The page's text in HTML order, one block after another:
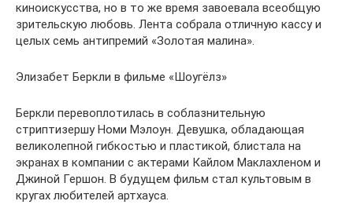
киноискусства, но в то же время завоевала всеобщую
зрительскую любовь. Лента собрала отличную кассу и
целых семь антипремий «Золотая малина».
Элизабет Беркли в фильме «Шоугёлз»
Беркли перевоплотилась в соблазнительную
стриптизершу Номи Мэлоун. Девушка, обладающая
великолепной гибкостью и пластикой, блистала на
экранах в компании с актерами Кайлом Маклахленом и
Джиной Гершон. В будущем фильм стал культовым в
кругах любителей артхауса.